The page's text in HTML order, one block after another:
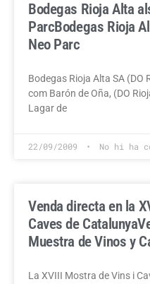
Bodegas Rioja Alta
ParcBodegas Rioja
Neo Parc
Bodegas Rioja Alta SA (DO
com Barón de Oña, (DO
Lagar de
22/09/2009 No hi ha
Venda directa en la
Caves de Catalunya
Muestra de Vinos y
La XVIII Mostra de Vins i